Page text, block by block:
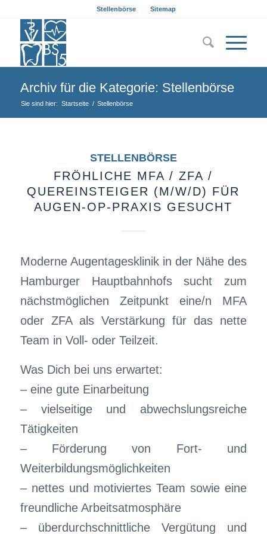
Stellenbörse Sitemap
Archiv für die Kategorie: Stellenbörse
Sie sind hier: Startseite / Stellenbörse
STELLENBÖRSE
FRÖHLICHE MFA / ZFA /
QUEREINSTEIGER (M/W/D) FÜR
AUGEN-OP-PRAXIS GESUCHT
Moderne Augentagesklinik in der Nähe des
Hamburger Hauptbahnhofs sucht zum
nächstmöglichen Zeitpunkt eine/n MFA
oder ZFA als Verstärkung für das nette
Team in Voll- oder Teilzeit.
Was Dich bei uns erwartet:
– eine gute Einarbeitung
– vielseitige und abwechslungsreiche
Tätigkeiten
– Förderung von Fort- und
Weiterbildungsmöglichkeiten
– nettes und motiviertes Team sowie eine
freundliche Arbeitsatmosphäre
– überdurchschnittliche Vergütung und